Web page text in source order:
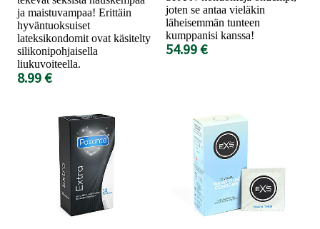
ja maistuvampaa! Erittäin
hyväntuoksuiset
lateksikondomit ovat käsitelty
silikonipohjaisella
liukuvoiteella.
8.99 €
joten se antaa vieläkin
läheisemmän tunteen
kumppanisi kanssa!
54.99 €